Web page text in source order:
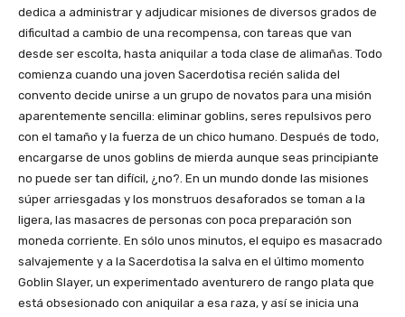
dedica a administrar y adjudicar misiones de diversos grados de
dificultad a cambio de una recompensa, con tareas que van
desde ser escolta, hasta aniquilar a toda clase de alimañas. Todo
comienza cuando una joven Sacerdotisa recién salida del
convento decide unirse a un grupo de novatos para una misión
aparentemente sencilla: eliminar goblins, seres repulsivos pero
con el tamaño y la fuerza de un chico humano. Después de todo,
encargarse de unos goblins de mierda aunque seas principiante
no puede ser tan difícil, ¿no?. En un mundo donde las misiones
súper arriesgadas y los monstruos desaforados se toman a la
ligera, las masacres de personas con poca preparación son
moneda corriente. En sólo unos minutos, el equipo es masacrado
salvajemente y a la Sacerdotisa la salva en el último momento
Goblin Slayer, un experimentado aventurero de rango plata que
está obsesionado con aniquilar a esa raza, y así se inicia una